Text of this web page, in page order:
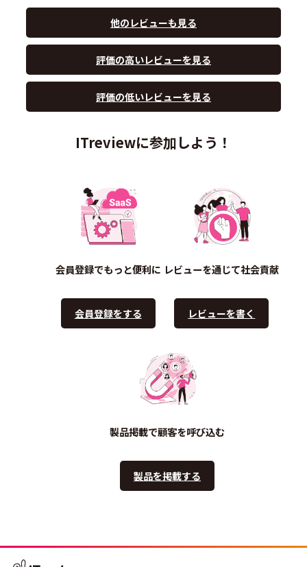
他のレビューも見る
評価の高いレビューを見る
評価の低いレビューを見る
ITreviewに参加しよう！
会員登録でもっと便利に
会員登録をする
レビューを通じて社会貢献
レビューを書く
製品掲載で顧客を呼び込む
製品を掲載する